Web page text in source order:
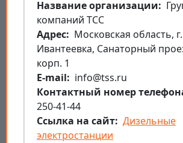
Название организации
компаний ТСС
Aдрес
Московская область, г.
Ивантеевка, Санаторный
корп. 1
E-mail
info@tss.ru
Контактный номер
250-41-44
Ссылка на сайт Дизельные
электростанции